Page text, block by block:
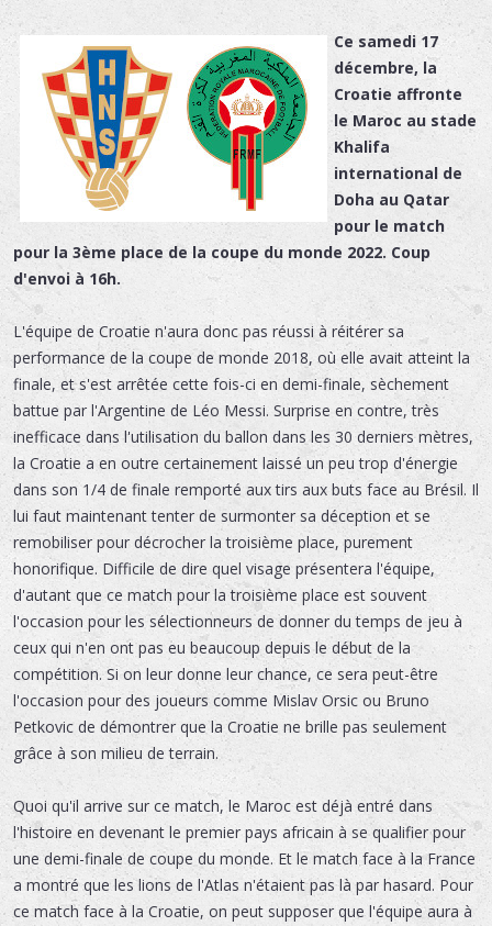
Ce samedi 17
décembre, la
Croatie affronte
le Maroc au stade
Khalifa
international de
Doha au Qatar
pour le match
pour la 3ème place de la coupe du monde 2022. Coup
d'envoi à 16h.
L'équipe de Croatie n'aura donc pas réussi à réitérer sa
performance de la coupe de monde 2018, où elle avait atteint la
finale, et s'est arrêtée cette fois-ci en demi-finale, sèchement
battue par l'Argentine de Léo Messi. Surprise en contre, très
inefficace dans l'utilisation du ballon dans les 30 derniers mètres,
la Croatie a en outre certainement laissé un peu trop d'énergie
dans son 1/4 de finale remporté aux tirs aux buts face au Brésil. Il
lui faut maintenant tenter de surmonter sa déception et se
remobiliser pour décrocher la troisième place, purement
honorifique. Difficile de dire quel visage présentera l'équipe,
d'autant que ce match pour la troisième place est souvent
l'occasion pour les sélectionneurs de donner du temps de jeu à
ceux qui n'en ont pas eu beaucoup depuis le début de la
compétition. Si on leur donne leur chance, ce sera peut-être
l'occasion pour des joueurs comme Mislav Orsic ou Bruno
Petkovic de démontrer que la Croatie ne brille pas seulement
grâce à son milieu de terrain.
Quoi qu'il arrive sur ce match, le Maroc est déjà entré dans
l'histoire en devenant le premier pays africain à se qualifier pour
une demi-finale de coupe du monde. Et le match face à la France
a montré que les lions de l'Atlas n'étaient pas là par hasard. Pour
ce match face à la Croatie, on peut supposer que l'équipe aura à